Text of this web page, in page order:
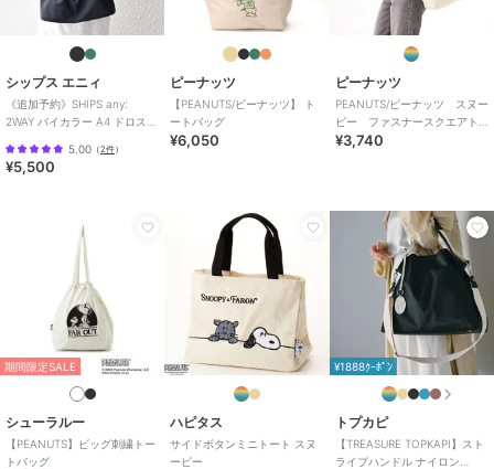
シップス エニィ
《追加予約》SHIPS any:
2WAY バイカラー A4 ドロスト
5.00 （2件）
¥5,500
ピーナッツ
【PEANUTS/ピーナッツ】 ト
ートバッグ
¥6,050
ピーナッツ
PEANUTS/ピーナッツ スヌー
ピー ファスナースクエアト
ート
¥3,740
期間限定SALE
シューラルー
【PEANUTS】ビッグ刺繍トー
トバッグ
ハピタス
サイドボタンミニトート スヌ
ーピー
¥1888ｸｰﾎﾟﾝ
トプカピ
【TREASURE TOPKAPI】スト
ライプハンドル ナイロン